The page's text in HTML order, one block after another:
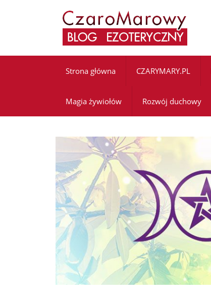
Strona główna CZARYMARY.PL
Magia żywiołów Rozwój duchowy